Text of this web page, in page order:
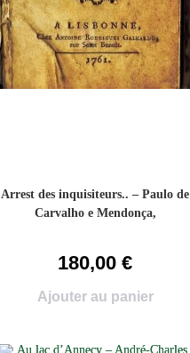
Arrest des inquisiteurs.. – Paulo de
Carvalho e Mendonça,
180,00€
Ajouter au panier